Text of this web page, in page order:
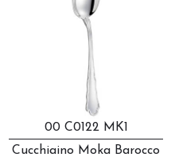
00 C0122 MK1
Cucchiaino Moka Barocco